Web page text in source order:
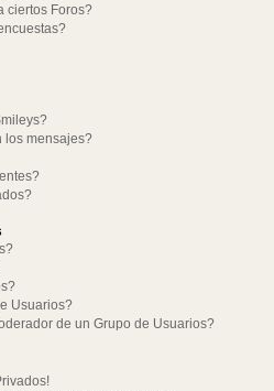
Foros?
mensajes?
Usuarios?
de un Grupo de Usuarios?